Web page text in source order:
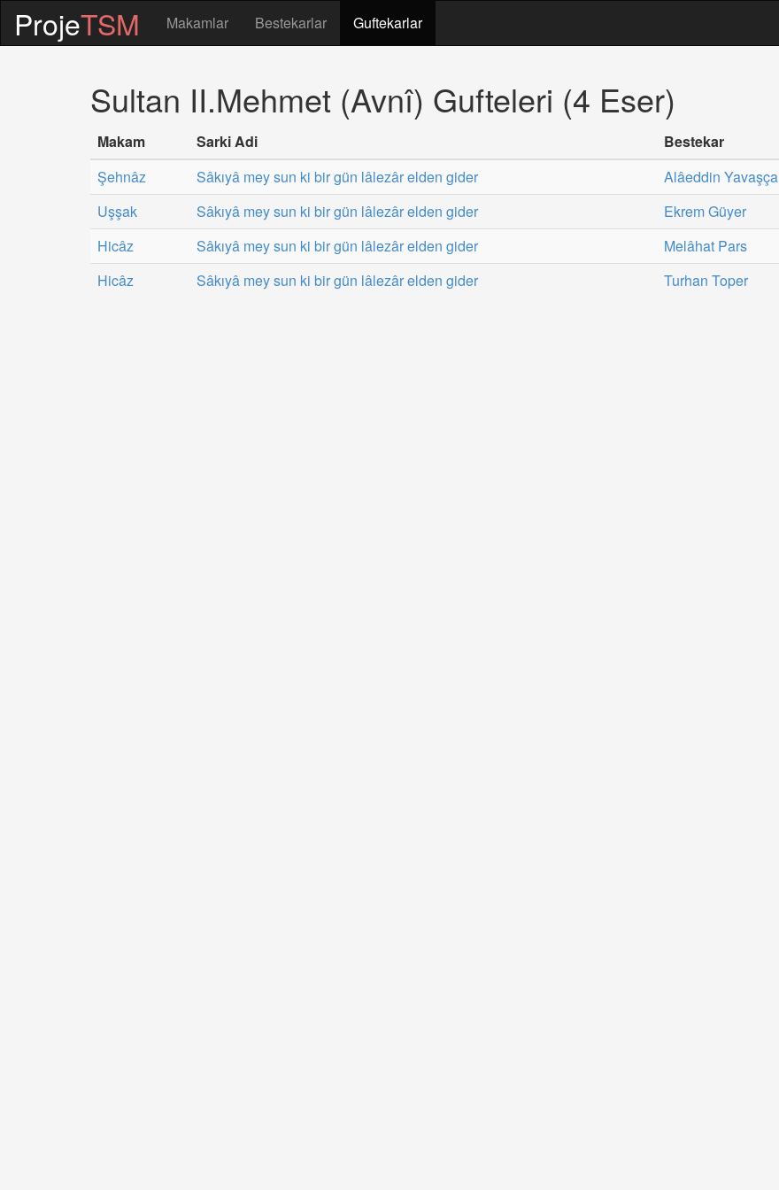
ProjeTSM Makamlar Bestekarlar Guftekarlar
Sultan II.Mehmet (Avnî) Gufteleri (4 Eser)
Makam Sarki Adi Bestekar
Şehnâz
Sâkıyâ mey sun ki bir gün lâlezâr elden gider Alâeddin Yavaşça
Uşşak
Sâkıyâ mey sun ki bir gün lâlezâr elden gider Ekrem Güyer
Hicâz
Sâkıyâ mey sun ki bir gün lâlezâr elden gider Melâhat Pars
Hicâz
Sâkıyâ mey sun ki bir gün lâlezâr elden gider Turhan Toper